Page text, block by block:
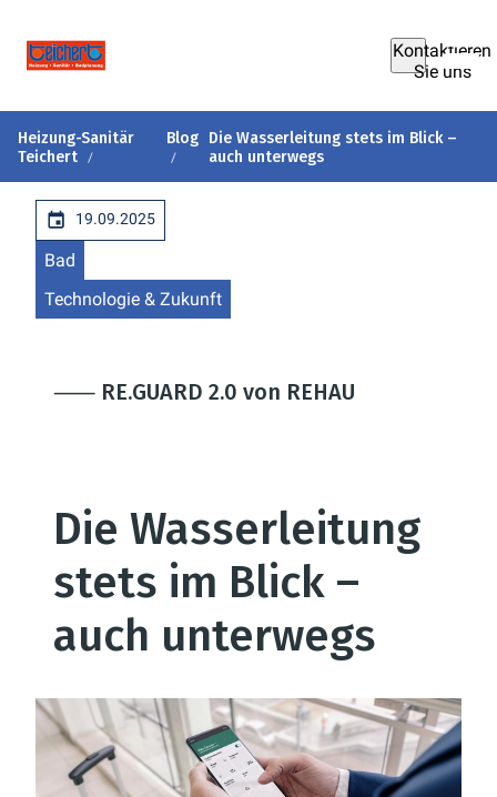
Kontaktieren
Sie uns
Heizung-Sanitär
Teichert
Blog
Die Wasserleitung stets im Blick –
auch unterwegs
19.09.2025
Bad
Technologie & Zukunft
⸺ RE.GUARD 2.0 von REHAU
Die Wasserleitung
stets im Blick –
auch unterwegs